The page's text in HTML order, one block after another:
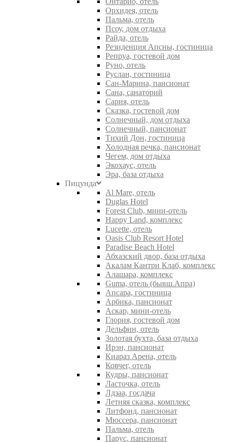
Орхидея, отель
Пальма, отель
Псоу, дом отдыха
Райда, отель
Резиденция Апсны, гостиница
Репруа, гостевой дом
Руно, отель
Руслан, гостиница
Сан-Марина, пансионат
Сана, санаторий
Сария, отель
Сказка, гостевой дом
Солнечный, дом отдыха
Солнечный, пансионат
Тихий Дон, гостиница
Холодная речка, пансионат
Чегем, дом отдыха
Экохаус, отель
Эра, база отдыха
Пицунда
Al Mare, отель
Duglas Hotel
Forest Club, мини-отель
Happy Land, комплекс
Lucette, отель
Oasis Club Resort Hotel
Paradise Beach Hotel
Абхазский двор, база отдыха
Акалам Кантри Клаб, комплекс
Алашара, комплекс
Guma, отель (бывш.Апра)
Апсара, гостиница
Арбика, пансионат
Аскар, мини-отель
Глория, гостевой дом
Дельфин, отель
Золотая бухта, база отдыха
Ирэн, пансионат
Киараз Арена, отель
Ковчег, отель
Кудры, пансионат
Ласточка, отель
Лдзаа, госдача
Летняя сказка, комплекс
Литфонд, пансионат
Мюссера, пансионат
Пальма, отель
Парус, пансионат